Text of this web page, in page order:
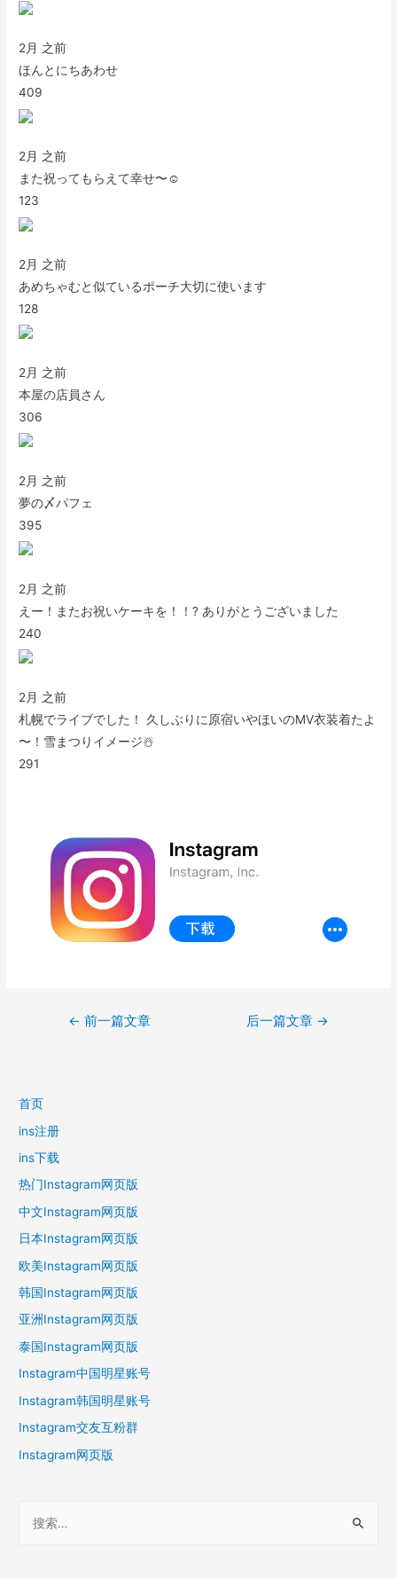
2月 之前
ほんとにちあわせ
409
2月 之前
また祝ってもらえて幸せ〜☺️
123
2月 之前
あめちゃむと似ているポーチ大切に使います
128
2月 之前
本屋の店員さん
306
2月 之前
夢の〆パフェ
395
2月 之前
えー！またお祝いケーキを！！? ありがとうございました
240
2月 之前
札幌でライブでした！ 久しぶりに原宿いやほいのMV衣装着たよ
〜！雪まつりイメージ☃️
291
← 前一篇文章 后一篇文章 →
首页
ins注册
ins下载
热门Instagram网页版
中文Instagram网页版
日本Instagram网页版
欧美Instagram网页版
韩国Instagram网页版
亚洲Instagram网页版
泰国Instagram网页版
Instagram中国明星账号
Instagram韩国明星账号
Instagram交友互粉群
Instagram网页版